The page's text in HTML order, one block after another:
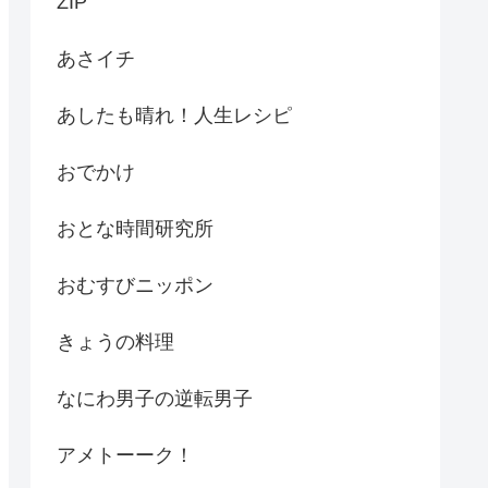
あさイチ
あしたも晴れ！人生レシピ
おでかけ
おとな時間研究所
おむすびニッポン
きょうの料理
なにわ男子の逆転男子
アメトーーク！